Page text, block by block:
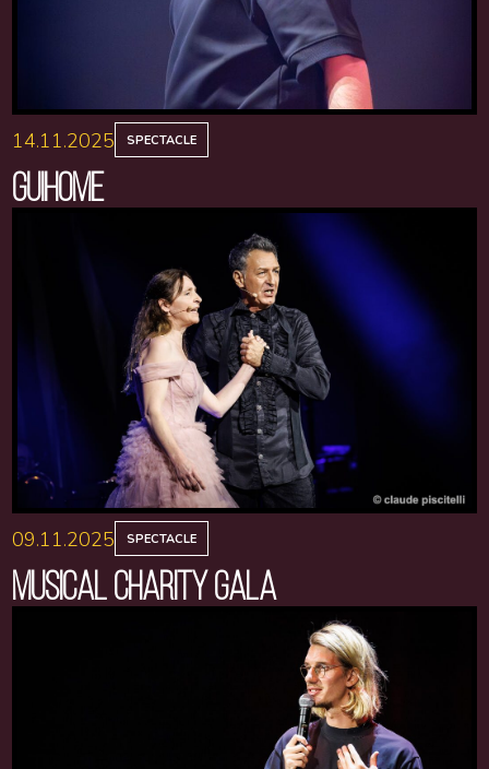
14.11.2025 SPECTACLE
GUIHOME
09.11.2025 SPECTACLE
MUSICAL CHARITY GALA